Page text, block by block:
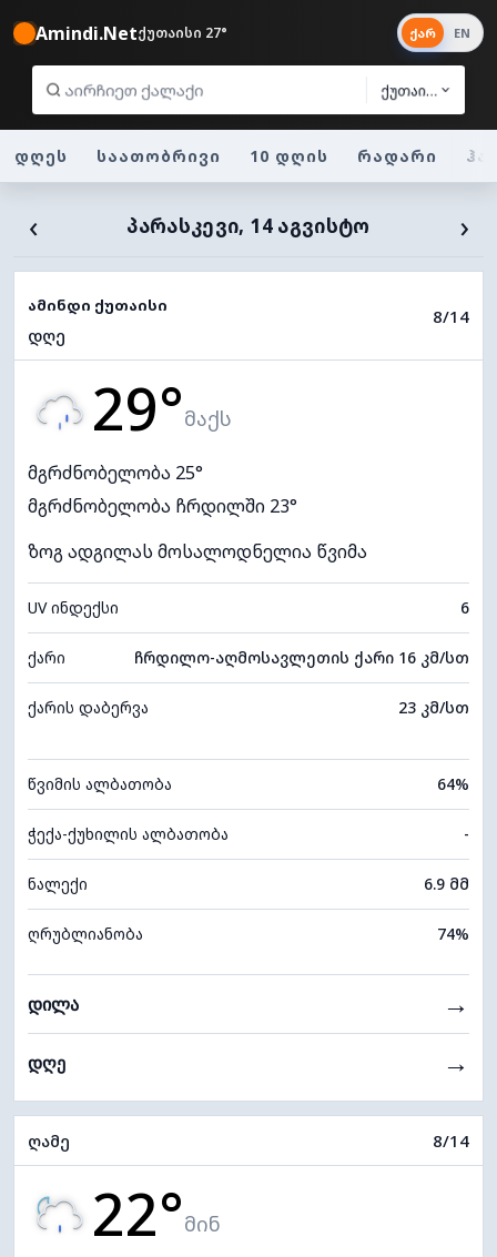
Amindi.Netქუთაისი 27°
ქუთაისი
ქარ EN
დღეს საათობრივი 10 დღის რადარი
‹ ᲞᲐᲠᲐᲡᲙᲔᲕᲘ, 14 ᲐᲒᲕᲘᲡᲢᲝ ›
ამინდი ქუთაისი
დღე
8/14
29°მაქს
მგრძნობელობა 25°
მგრძნობელობა ჩრდილში 23°
ზოგ ადგილას მოსალოდნელია წვიმა
UV ინდექსი 6
ქარი ჩრდილო-აღმოსავლეთის ქარი 16 კმ/სთ
ქარის დაბერვა 23 კმ/სთ
წვიმის ალბათობა 64%
ჭექა-ქუხილის ალბათობა -
ნალექი 6.9 მმ
ღრუბლიანობა 74%
დილა →
დღე →
ღამე 8/14
22°მინ